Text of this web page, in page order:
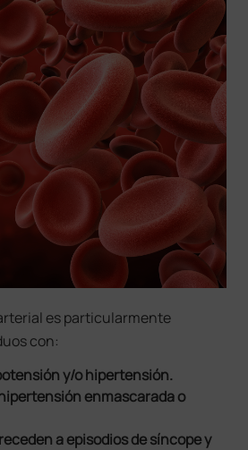
es particularmente
con:
y/o hipertensión.
enmascarada o
a episodios de síncope y